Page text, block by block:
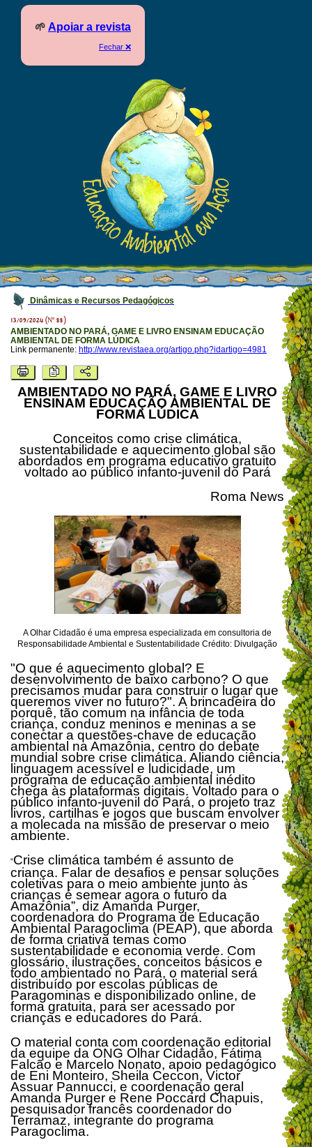
🌱 Apoiar a revista
Fechar ❌
Dinâmicas e Recursos Pedagógicos
13/09/2024 (Nº 88)
AMBIENTADO NO PARÁ, GAME E LIVRO ENSINAM EDUCAÇÃO
AMBIENTAL DE FORMA LÚDICA
Link permanente: http://www.revistaea.org/artigo.php?idartigo=4981
AMBIENTADO NO PARÁ, GAME E LIVRO
ENSINAM EDUCAÇÃO AMBIENTAL DE
FORMA LÚDICA
Conceitos como crise climática,
sustentabilidade e aquecimento global são
abordados em programa educativo gratuito
voltado ao público infanto-juvenil do Pará
Roma News
A Olhar Cidadão é uma empresa especializada em consultoria de
Responsabilidade Ambiental e Sustentabilidade Crédito: Divulgação
"O que é aquecimento global? E
desenvolvimento de baixo carbono? O que
precisamos mudar para construir o lugar que
queremos viver no futuro?". A brincadeira do
porquê, tão comum na infância de toda
criança, conduz meninos e meninas a se
conectar a questões-chave de educação
ambiental na Amazônia, centro do debate
mundial sobre crise climática. Aliando ciência,
linguagem acessível e ludicidade, um
programa de educação ambiental inédito
chega às plataformas digitais. Voltado para o
público infanto-juvenil do Pará, o projeto traz
livros, cartilhas e jogos que buscam envolver
a molecada na missão de preservar o meio
ambiente.
“Crise climática também é assunto de
criança. Falar de desafios e pensar soluções
coletivas para o meio ambiente junto às
crianças é semear agora o futuro da
Amazônia”, diz Amanda Purger,
coordenadora do Programa de Educação
Ambiental Paragoclima (PEAP), que aborda
de forma criativa temas como
sustentabilidade e economia verde. Com
glossário, ilustrações, conceitos básicos e
todo ambientado no Pará, o material será
distribuído por escolas públicas de
Paragominas e disponibilizado online, de
forma gratuita, para ser acessado por
crianças e educadores do Pará.
O material conta com coordenação editorial
da equipe da ONG Olhar Cidadão, Fátima
Falcão e Marcelo Nonato, apoio pedagógico
de Eni Monteiro, Sheila Ceccon, Victor
Assuar Pannucci, e coordenação geral
Amanda Purger e Rene Poccard Chapuis,
pesquisador francês coordenador do
Terramaz, integrante do programa
Paragoclima.